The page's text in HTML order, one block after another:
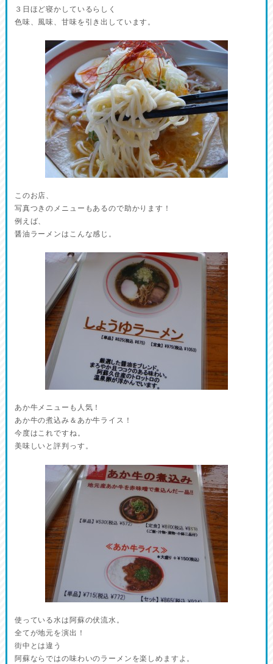
３日ほど寝かしているらしく
色味、風味、甘味を引き出しています。
このお店、
写真つきのメニューもあるので助かります！
例えば、
醤油ラーメンはこんな感じ。
あか牛メニューも人気！
あか牛の煮込み＆あか牛ライス！
今度はこれですね。
美味しいと評判っす。
使っている水は阿蘇の伏流水。
全てが地元を演出！
街中とは違う
阿蘇ならではの味わいのラーメンを楽しめますよ。